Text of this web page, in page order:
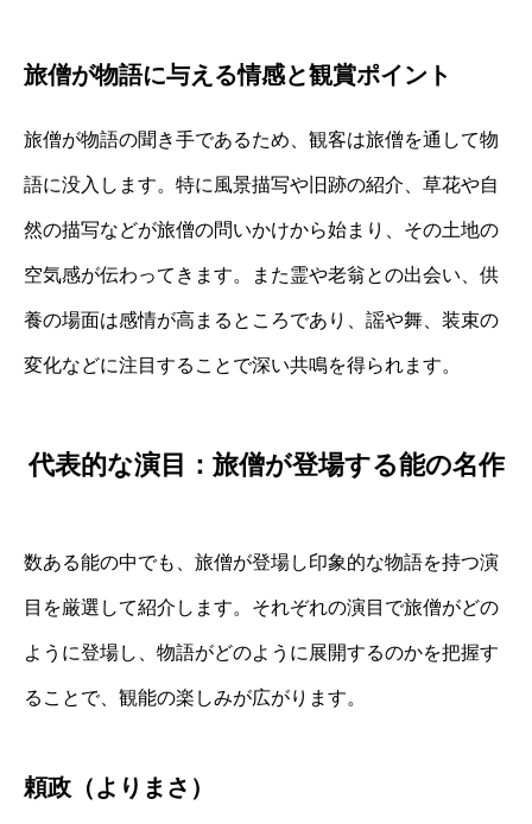
旅僧が物語に与える情感と観賞ポイント
旅僧が物語の聞き手であるため、観客は旅僧を通して物
語に没入します。特に風景描写や旧跡の紹介、草花や自
然の描写などが旅僧の問いかけから始まり、その土地の
空気感が伝わってきます。また霊や老翁との出会い、供
養の場面は感情が高まるところであり、謡や舞、装束の
変化などに注目することで深い共鳴を得られます。
代表的な演目：旅僧が登場する能の名作
数ある能の中でも、旅僧が登場し印象的な物語を持つ演
目を厳選して紹介します。それぞれの演目で旅僧がどの
ように登場し、物語がどのように展開するのかを把握す
ることで、観能の楽しみが広がります。
頼政（よりまさ）